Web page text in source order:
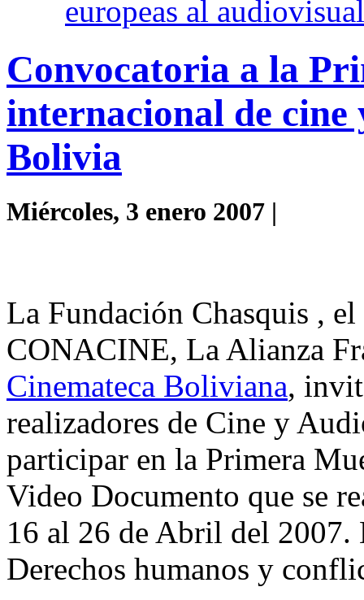
europeas al audiovisual
Convocatoria a la
internacional de cine
Bolivia
Miércoles, 3 enero 2007 |
La Fundación Chasquis ,
CONACINE, La Alianza
Cinemateca Boliviana,
realizadores de Cine y
participar en la Primera
Video Documento que se
16 al 26 de Abril del 2007.
Derechos humanos y